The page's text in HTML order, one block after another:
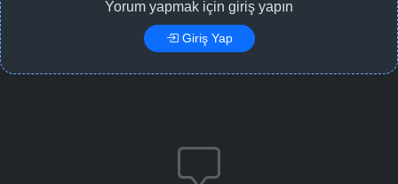
Yorum yapmak için giriş yapın
Giriş Yap